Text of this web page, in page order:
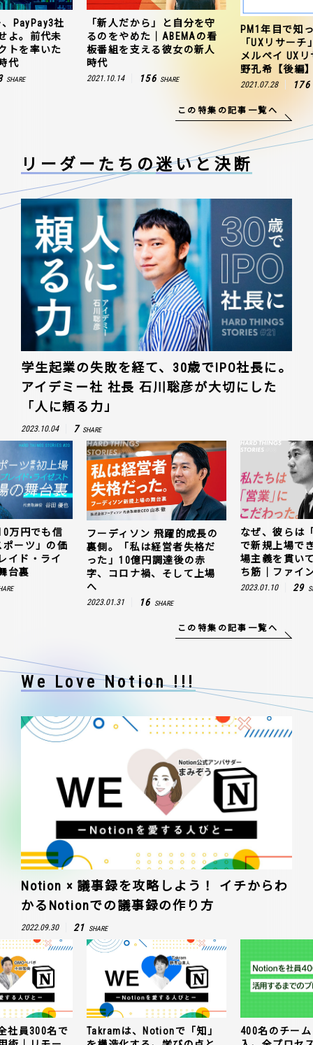
PayPay3社
よ。前代未
トを率いた
代
SHARE
「新人だから」と自分を守
るのをやめた｜ABEMAの看
板番組を支える彼女の新人
時代
2021.10.14 156 SHARE
PM1年目で知
「UXリサー
メルペイ UX
野孔希【後編
2021.07.28 176
この特集の記事一覧へ
リーダーたちの迷いと決断
学生起業の失敗を経て、30歳でIPO社長に。
アイデミー社 社長 石川聡彦が大切にした
「人に頼る力」
2023.10.04 7 SHARE
万円でも信
ーツ」の価
イド・ライ
台裏
フーディソン 飛躍的成長の
裏側。「私は経営者失格だ
った」10億円調達後の赤
字、コロナ禍、そして上場
へ
2023.01.31 16 SHARE
なぜ、彼らは
で新規上場で
場主義を貫い
ち筋｜ファイ
2023.01.10 29
この特集の記事一覧へ
We Love Notion !!!
Notion × 議事録を攻略しよう！ イチからわ
かるNotionでの議事録の作り方
2022.09.30 21 SHARE
社員300名で
Takramは、Notionで「知」
400名のチー